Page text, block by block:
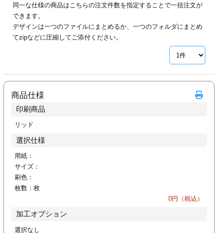
刷
印刷
フォルダー
ファイル印刷
印刷
印刷
名刺印刷
印刷
ムカード印刷
ード印刷
ファイル印刷
・・休業日
同一な仕様の商品はこちらの注文件数を指定することで一括注文が
できます。
デザインは一つのファイルにまとめるか、一つのフォルダにまとめ
てzipなどに圧縮してご添付ください。
商品仕様
印刷商品
リッド
選択仕様
用紙：
サイズ：
刷色：
枚数： 枚
0円（税込）
加工オプション
選択なし